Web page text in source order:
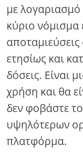
με
κύριο νόμισμα
ετησίως και
δόσεις. Είναι
χρήση και θα
δεν φοβάστε
υψηλότερων
πλατφόρμα.